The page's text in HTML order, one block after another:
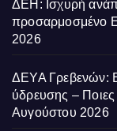
ΔΕΗ: Ισχυρή
προσαρμοσμένο
2026
ΔΕΥΑ Γρεβενών:
ύδρευσης – Ποιες
Αυγούστου 2026